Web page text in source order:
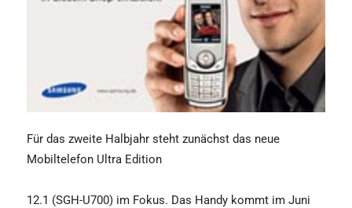
Für das zweite Halbjahr steht zunächst das neue
Mobiltelefon Ultra Edition
12.1 (SGH-U700) im Fokus. Das Handy kommt im Juni